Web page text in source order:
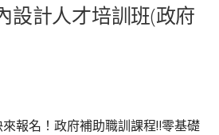
設計人才培訓班(政府
報名！政府補助職訓課程‼️零基礎